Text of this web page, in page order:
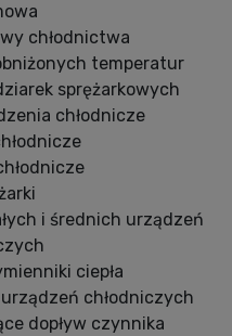
chłodnictwa
temperatur
sprężarkowych
chłodnicze
i średnich urządzeń
ciepła
chłodniczych
dopływ czynnika